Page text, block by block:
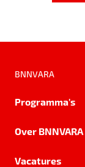
BNNVARA
Programma's
Over BNNVARA
Vacatures